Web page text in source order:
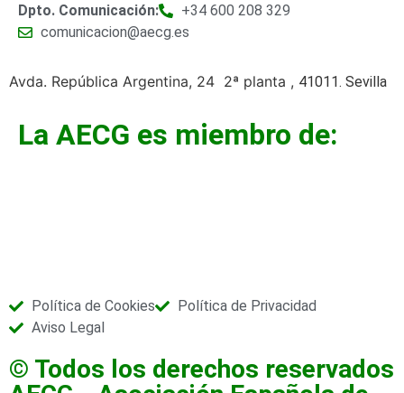
Dpto. Comunicación:
+34 600 208 329
comunicacion@aecg.es
Avda. República Argentina, 24 2ª planta , 41011. Sevilla
La AECG es miembro de:
© Todos los derechos reservados
Política de Cookies
Política de Privacidad
Aviso Legal